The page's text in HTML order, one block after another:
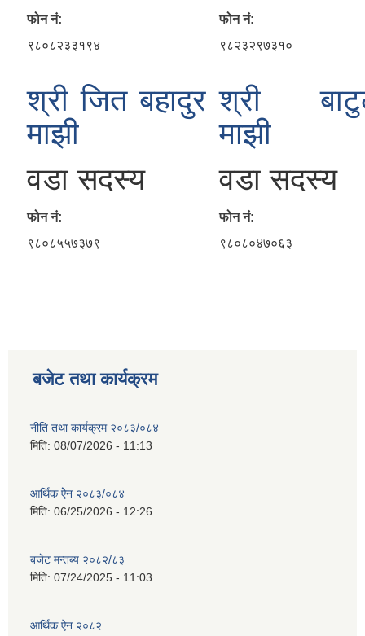
फोन नं:
९८०८२३३१९४
फोन नं:
९८२३२९७३१०
श्री जित बहादुर
माझी
वडा सदस्य
फोन नं:
९८०८५५७३७९
श्री
माझी
वडा सदस्य
फोन नं:
९८०८०४७०६३
बजेट तथा कार्यक्रम
नीति तथा कार्यक्रम २०८३/०८४
मिति: 08/07/2026 - 11:13
आर्थिक ऐेन २०८३/०८४
मिति: 06/25/2026 - 12:26
बजेट मन्तब्य २०८२/८३
मिति: 07/24/2025 - 11:03
आर्थिक ऐन २०८२